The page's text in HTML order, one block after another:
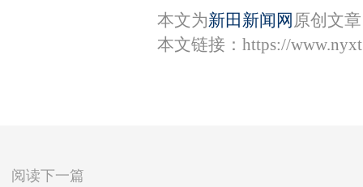
本文为新田新闻网 原创文
本文链接： https://
阅读下一篇